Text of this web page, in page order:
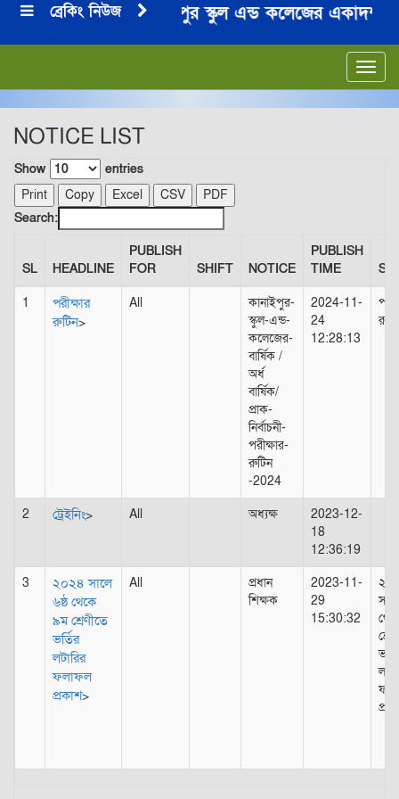
ব্রেকিং নিউজ
শিক্ষা বর্ষে কানাইপুর স্কুল এন্ড কলেজের একাদশ
NOTICE LIST
Show
entries
Print
Copy Excel CSV
PDF
Search:
SL HEADLINE
PUBLISH
FOR
SHIFT NOTICE
PUBLISH
TIME
1
পরীক্ষার
রুটিন>
All
কানাইপুর-
স্কুল-এন্ড-
কলেজের-
বার্ষিক /
অর্ধ
বার্ষিক/
প্রাক-
নির্বাচনী-
পরীক্ষার-
রুটিন
-2024
2024-11-
24
12:28:13
2 ট্রেইনিং> All অধ্যক্ষ
2023-12-
18
12:36:19
3
২০২৪ সালে
৬ষ্ঠ থেকে
৯ম শ্রেণীতে
ভর্তির
লটারির
ফলাফল
প্রকাশ>
All
প্রধান
শিক্ষক
2023-11-
29
15:30:32